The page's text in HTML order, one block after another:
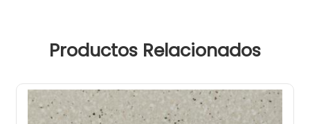
Productos Relacionados